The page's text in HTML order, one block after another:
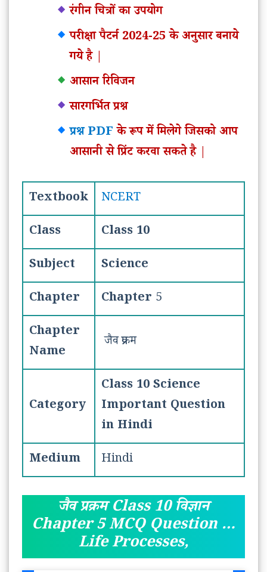
रंगीन चित्रों का उपयोग
परीक्षा पैटर्न 2024-25 के अनुसार बनाये
गये है |
आसान रिविजन
सारगर्भित प्रश्न
प्रश्न PDFके रूप में मिलेगे जिसको आप
आसानी से प्रिंट करवा सकते है |
Textbook
NCERT
Class
Class 10
Subject
Science
Chapter
Chapter 5
Chapter
Name
जैव प्रक्रम
Category
Class 10 Science
Important Question
in Hindi
Medium
Hindi
जैव प्रक्रम Class 10 विज्ञान
Chapter 5 MCQ Question …
Life Processes,